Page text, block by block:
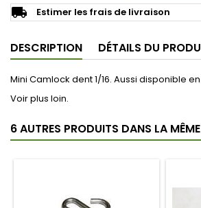
local_shipping Estimer les frais de livraison
DESCRIPTION DÉTAILS DU
Mini Camlock dent 1/16. Aussi disponible
Voir plus loin.
6 AUTRES PRODUITS DANS LA